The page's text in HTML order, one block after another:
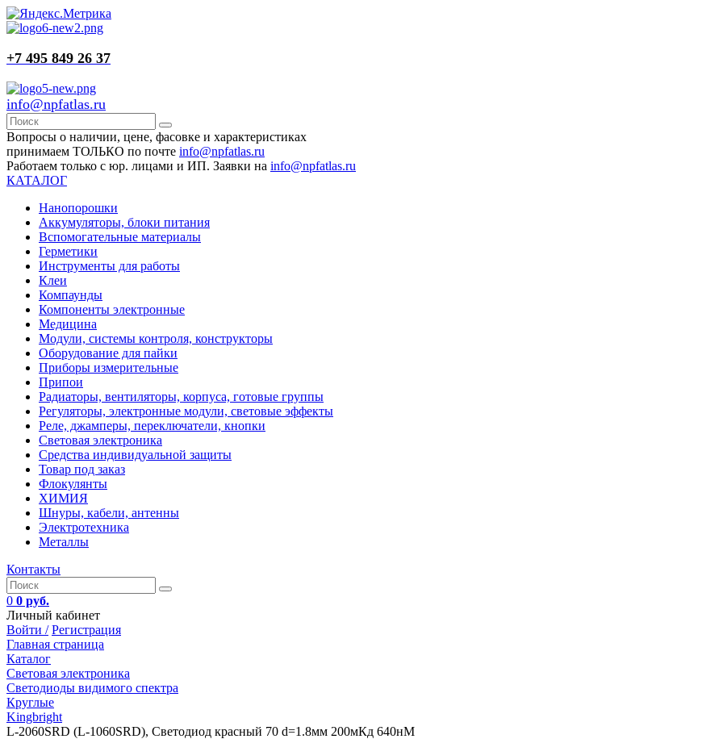
+7 495 849 26 37
info@npfatlas.ru
Вопросы о наличии, цене, фасовке и характеристиках
принимаем ТОЛЬКО по почте info@npfatlas.ru
Работаем только с юр. лицами и ИП. Заявки на info@npfatlas.ru
КАТАЛОГ
Нанопорошки
Аккумуляторы, блоки питания
Вспомогательные материалы
Герметики
Инструменты для работы
Клеи
Компаунды
Компоненты электронные
Медицина
Модули, системы контроля, конструкторы
Оборудование для пайки
Приборы измерительные
Припои
Радиаторы, вентиляторы, корпуса, готовые группы
Регуляторы, электронные модули, световые эффекты
Реле, джамперы, переключатели, кнопки
Световая электроника
Средства индивидуальной защиты
Товар под заказ
Флокулянты
ХИМИЯ
Шнуры, кабели, антенны
Электротехника
Металлы
Контакты
0 0 руб.
Личный кабинет
Войти / Регистрация
Главная страница
Каталог
Световая электроника
Светодиоды видимого спектра
Круглые
Kingbright
L-2060SRD (L-1060SRD), Светодиод красный 70 d=1.8мм 200мКд 640нМ